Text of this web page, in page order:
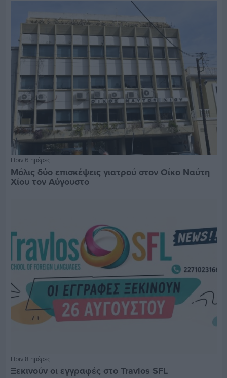
Πριν 6 ημέρες
Μόλις δύο επισκέψεις γιατρού στον Οίκο Ναύτη
Χίου τον Αύγουστο
Πριν 8 ημέρες
Ξεκινούν οι εγγραφές στο Travlos SFL